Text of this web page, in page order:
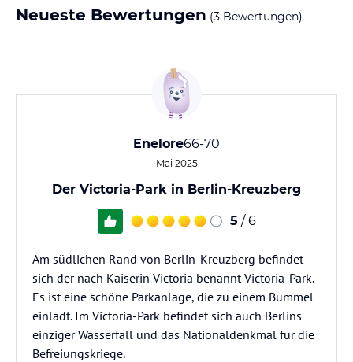
Neueste Bewertungen (3 Bewertungen)
Enelore66-70
Mai 2025
Der Victoria-Park in Berlin-Kreuzberg
5 / 6
Am südlichen Rand von Berlin-Kreuzberg befindet
sich der nach Kaiserin Victoria benannt Victoria-Park.
Es ist eine schöne Parkanlage, die zu einem Bummel
einlädt. Im Victoria-Park befindet sich auch Berlins
einziger Wasserfall und das Nationaldenkmal für die
Befreiungskriege.